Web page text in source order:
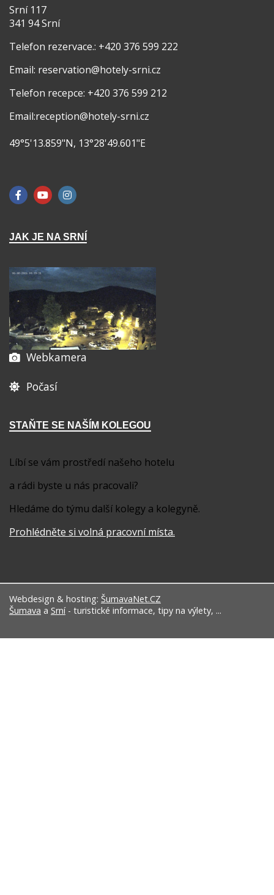
Srní 117
341 94 Srní
Telefon rezervace.: +420 376 599 222
Email: reservation@hotely-srni.cz
Telefon recepce: +420 376 599 212
Email:reception@hotely-srni.cz
49°5'13.859"N, 13°28'49.601"E
JAK JE NA SRNÍ
Webkamera
Počasí
STAŇTE SE NAŠÍM KOLEGOU
Líbí se vám prostředí našeho hotelu
a rádi byste u nás pracovali?
Hledáme do týmu další kolegy a kolegyně.
Prohlédněte si volná pracovní místa.
Webdesign & hosting: ŠumavaNet.CZ
Šumava a Srní- turistické informace, tipy na výlety, ...